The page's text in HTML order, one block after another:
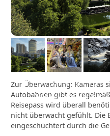
Zur Überwachung: Kameras
Autobahnen gibt es
Reisepass wird überall
nicht überwacht gefühlt. Die
eingeschüchtert durch die